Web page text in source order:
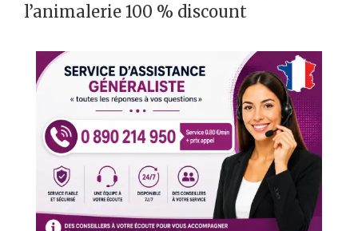
l’animalerie 100 % discount